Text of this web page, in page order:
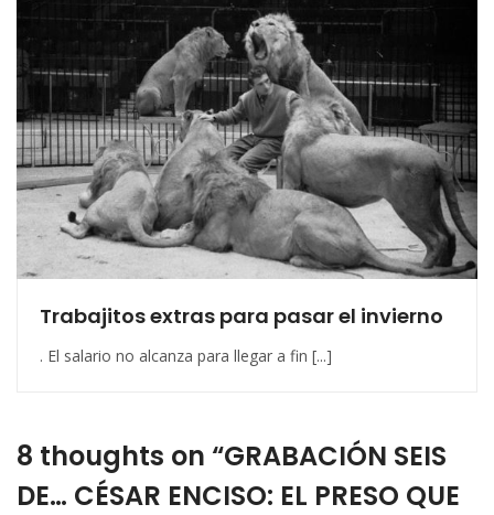
Trabajitos extras para pasar el invierno
. El salario no alcanza para llegar a fin [...]
8 thoughts on “GRABACIÓN SEIS
DE… CÉSAR ENCISO: EL PRESO QUE